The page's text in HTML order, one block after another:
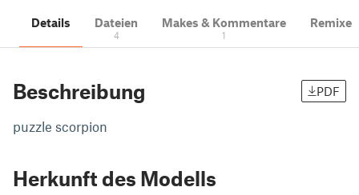
Details Dateien
4
Makes & Kommentare
1
Remixe
Beschreibung PDF
puzzle scorpion
Herkunft des Modells